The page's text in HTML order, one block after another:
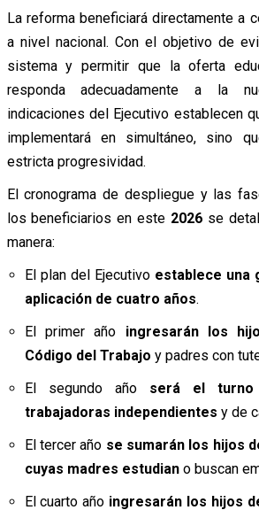
La reforma beneficiará directamente a
a nivel nacional. Con el objetivo de
sistema y permitir que la oferta
responda adecuadamente a la
indicaciones del Ejecutivo establecen
implementará en simultáneo, sino
estricta progresividad.
El cronograma de despliegue y las
los beneficiarios en este 2026 se
manera:
El plan del Ejecutivo establece una
aplicación de cuatro años.
El primer año ingresarán los
Código del Trabajo y padres con
El segundo año será el
trabajadoras independientes y de
El tercer año se sumarán los hijos
cuyas madres estudiano buscan
El cuarto año ingresarán los hijos